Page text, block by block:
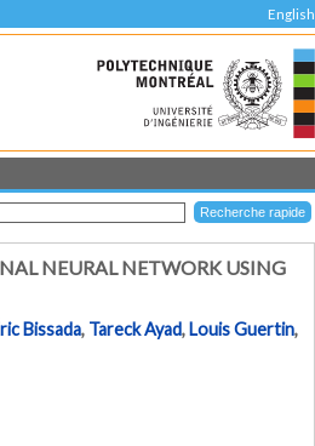
English
NEURAL NETWORK USING
Bissada, Tareck Ayad,Louis Guertin,